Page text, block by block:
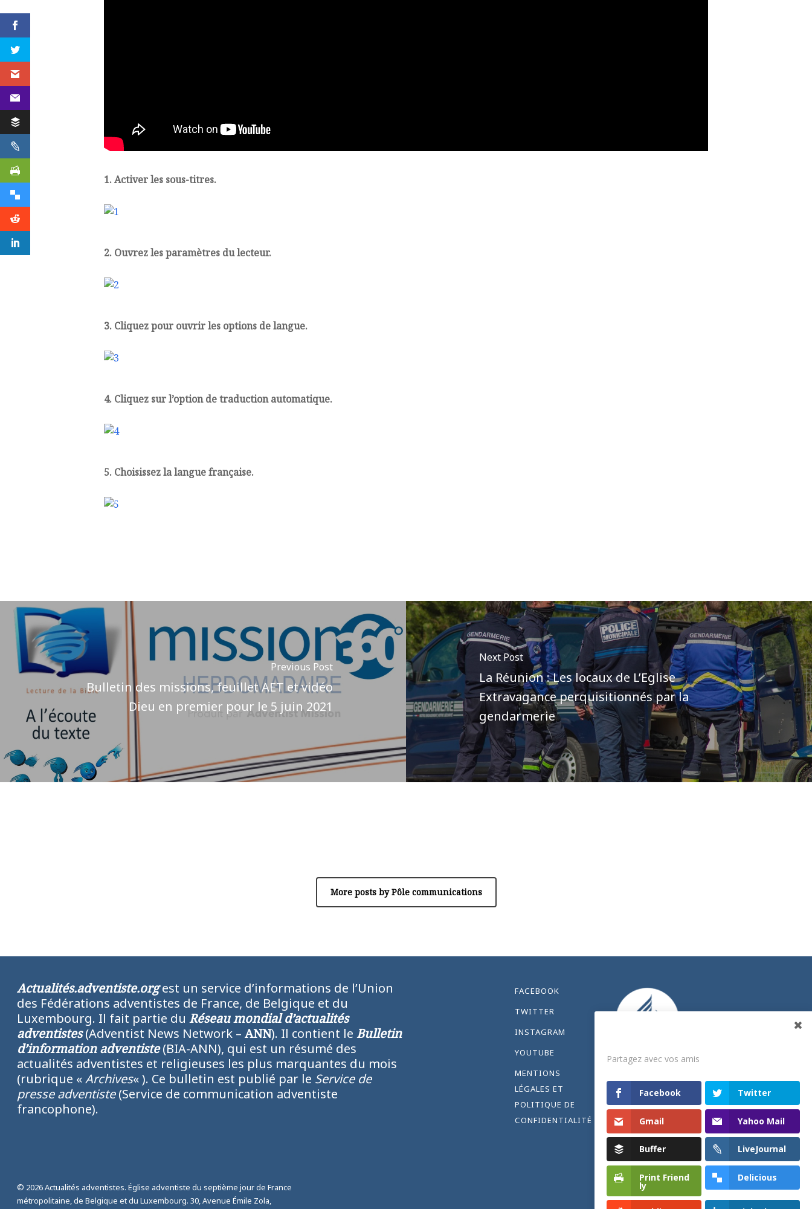
1. Activer les sous-titres.
2. Ouvrez les paramètres du lecteur.
3. Cliquez pour ouvrir les options de langue.
4. Cliquez sur l’option de traduction automatique.
5. Choisissez la langue française.
Previous Post
Bulletin des missions, feuillet AET et vidéo
Dieu en premier pour le 5 juin 2021
Next Post
La Réunion : Les locaux de L’Eglise
Extravagance perquisitionnés par la
gendarmerie
More posts by Pôle communications
Actualités.adventiste.orgest un service d’informations de l’Union
des Fédérations adventistes de France, de Belgique et du
Luxembourg. Il fait partie du Réseau mondial d’actualités
adventistes(Adventist News Network – ANN). Il contient le Bulletin
d’information adventiste(BIA-ANN), qui est un résumé des
actualités adventistes et religieuses les plus marquantes du mois
(rubrique «Archives« ). Ce bulletin est publié par le Service de
presse adventiste(Service de communication adventiste
francophone).
FACEBOOK
TWITTER
INSTAGRAM
YOUTUBE
MENTIONS
LÉGALES ET
POLITIQUE DE
CONFIDENTIALITÉ
© 2026 Actualités adventistes. Église adventiste du septième jour de France
métropolitaine, de Belgique et du Luxembourg. 30, Avenue Émile Zola,
Partagez avec vos amis
Facebook Twitter
Gmail Yahoo Mail
Buffer LiveJournal
Print Friend
ly
Delicious